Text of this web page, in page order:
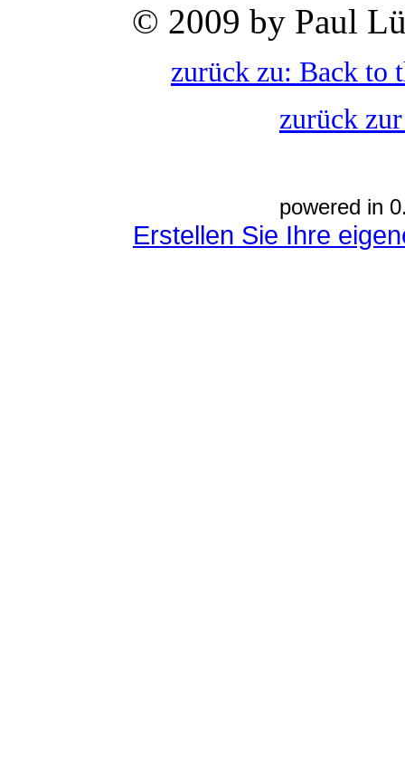
© 2009 by Paul
zurück zu: Back to
zurück
powered in
Erstellen Sie Ihre